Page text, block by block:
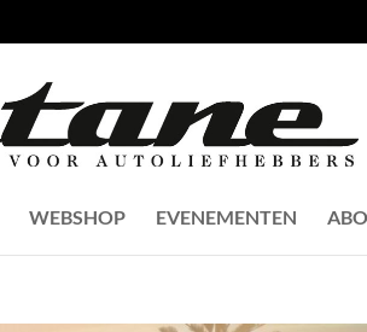
WEBSHOP EVENEMENTEN